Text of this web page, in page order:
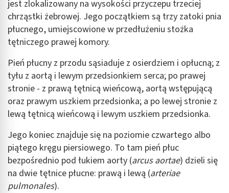
jest zlokalizowany na wysokości przyczepu trzeciej
chrząstki żebrowej. Jego początkiem są trzy zatoki pnia
płucnego, umiejscowione w przedłużeniu stożka
tętniczego prawej komory.
Pień płucny z przodu sąsiaduje z osierdziem i opłucną; z
tyłu z aortą i lewym przedsionkiem serca; po prawej
stronie - z prawą tętnicą wieńcową, aortą wstępującą
oraz prawym uszkiem przedsionka; a po lewej stronie z
lewą tętnicą wieńcową i lewym uszkiem przedsionka.
Jego koniec znajduje się na poziomie czwartego albo
piątego kręgu piersiowego. To tam pień płuc
bezpośrednio pod łukiem aorty (arcus aortae) dzieli się
na dwie tętnice płucne: prawą i lewą (arteriae
pulmonales).